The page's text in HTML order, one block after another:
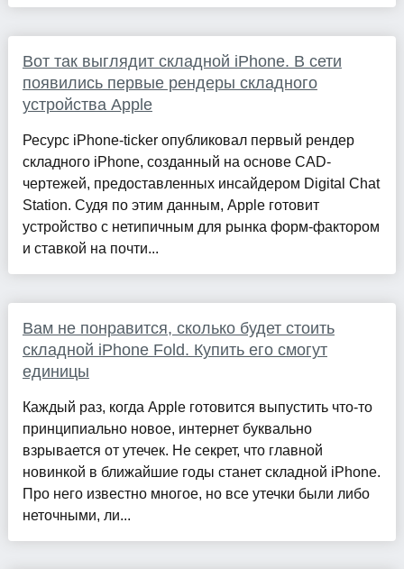
Вот так выглядит складной iPhone. В сети
появились первые рендеры складного
устройства Apple
Ресурс iPhone-ticker опубликовал первый рендер
складного iPhone, созданный на основе CAD-
чертежей, предоставленных инсайдером Digital Chat
Station. Судя по этим данным, Apple готовит
устройство с нетипичным для рынка форм-фактором
и ставкой на почти...
Вам не понравится, сколько будет стоить
складной iPhone Fold. Купить его смогут
единицы
Каждый раз, когда Apple готовится выпустить что-то
принципиально новое, интернет буквально
взрывается от утечек. Не секрет, что главной
новинкой в ближайшие годы станет складной iPhone.
Про него известно многое, но все утечки были либо
неточными, ли...